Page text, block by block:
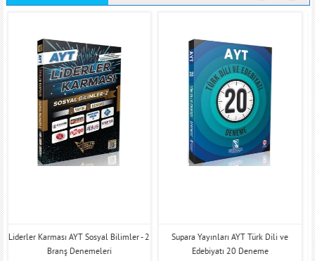
Liderler Karması AYT Sosyal Bilimler - 2
Branş Denemeleri
Supara Yayınları AYT Türk Dili ve
Edebiyatı 20 Deneme